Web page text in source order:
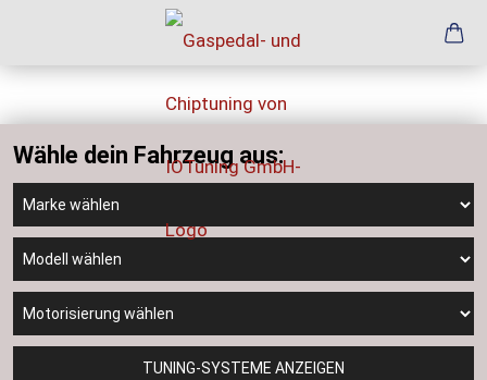
Wähle dein Fahrzeug aus:
TUNING-SYSTEME ANZEIGEN